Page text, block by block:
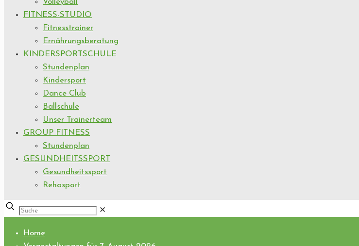
Volleyball
FITNESS-STUDIO
Fitnesstrainer
Ernährungsberatung
KINDERSPORTSCHULE
Stundenplan
Kindersport
Dance Club
Ballschule
Unser Trainerteam
GROUP FITNESS
Stundenplan
GESUNDHEITSSPORT
Gesundheitssport
Rehasport
✕
Home